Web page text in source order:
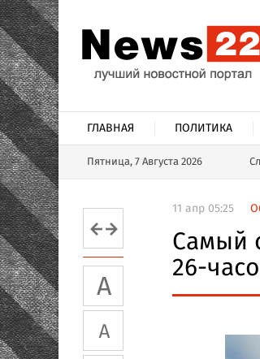
ГЛАВНАЯ ПОЛИТИКА
Пятница, 7 Августа 2026
11 апр 05:25
Самый
26-